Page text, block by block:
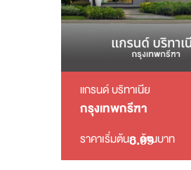
แกรนด์ บริทาเนีย
กรุงเทพกรีฑา
ราคาเริ่มต้น8.99
ล้านบาท